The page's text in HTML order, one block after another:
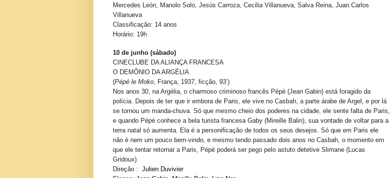
Mercedes León, Manolo Solo, Jesús Carroza, Cecilia Villanueva, Salva Reina, Juan Carlos
Villanueva
Classificação: 14 anos
Horário: 19h
10 de junho (sábado)
CINECLUBE DA ALIANÇA FRANCESA
O DEMÔNIO DA ARGÉLIA
(Pépé le Moko, França, 1937, ficção, 93’)
Nos anos 30, na Argélia, o charmoso criminoso francês Pépé (Jean Gabin) está foragido da
polícia. Depois de ter que ir embora de Paris, ele vive no Casbah, a parte árabe de Argel, e por lá
se tornou um manda-chuva. Só que mesmo cheio dos poderes na cidade, ele sente falta de Paris,
e quando Pépé conhece a bela turista francesa Gaby (Mireille Balin), sua vontade de voltar para a
terra natal só aumenta. Ela é a personificação de todos os seus desejos. Só que em Paris ele
não é nem um pouco bem-vindo, e mesmo tendo passado dois anos no Casbah, o momento em
que ele tentar retornar a Paris, Pépé poderá ser pego pelo astuto detetive Slimane (Lucas
Gridoux).
Direção : Julien Duvivier